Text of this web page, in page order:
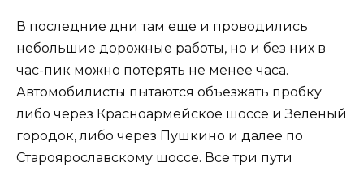
В последние дни там еще и проводились
небольшие дорожные работы, но и без них в
час-пик можно потерять не менее часа.
Автомобилисты пытаются объезжать пробку
либо через Красноармейское шоссе и Зеленый
городок, либо через Пушкино и далее по
Староярославскому шоссе. Все три пути